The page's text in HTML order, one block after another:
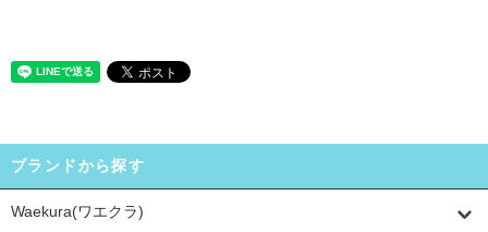
ブランドから探す
Waekura(ワエクラ)